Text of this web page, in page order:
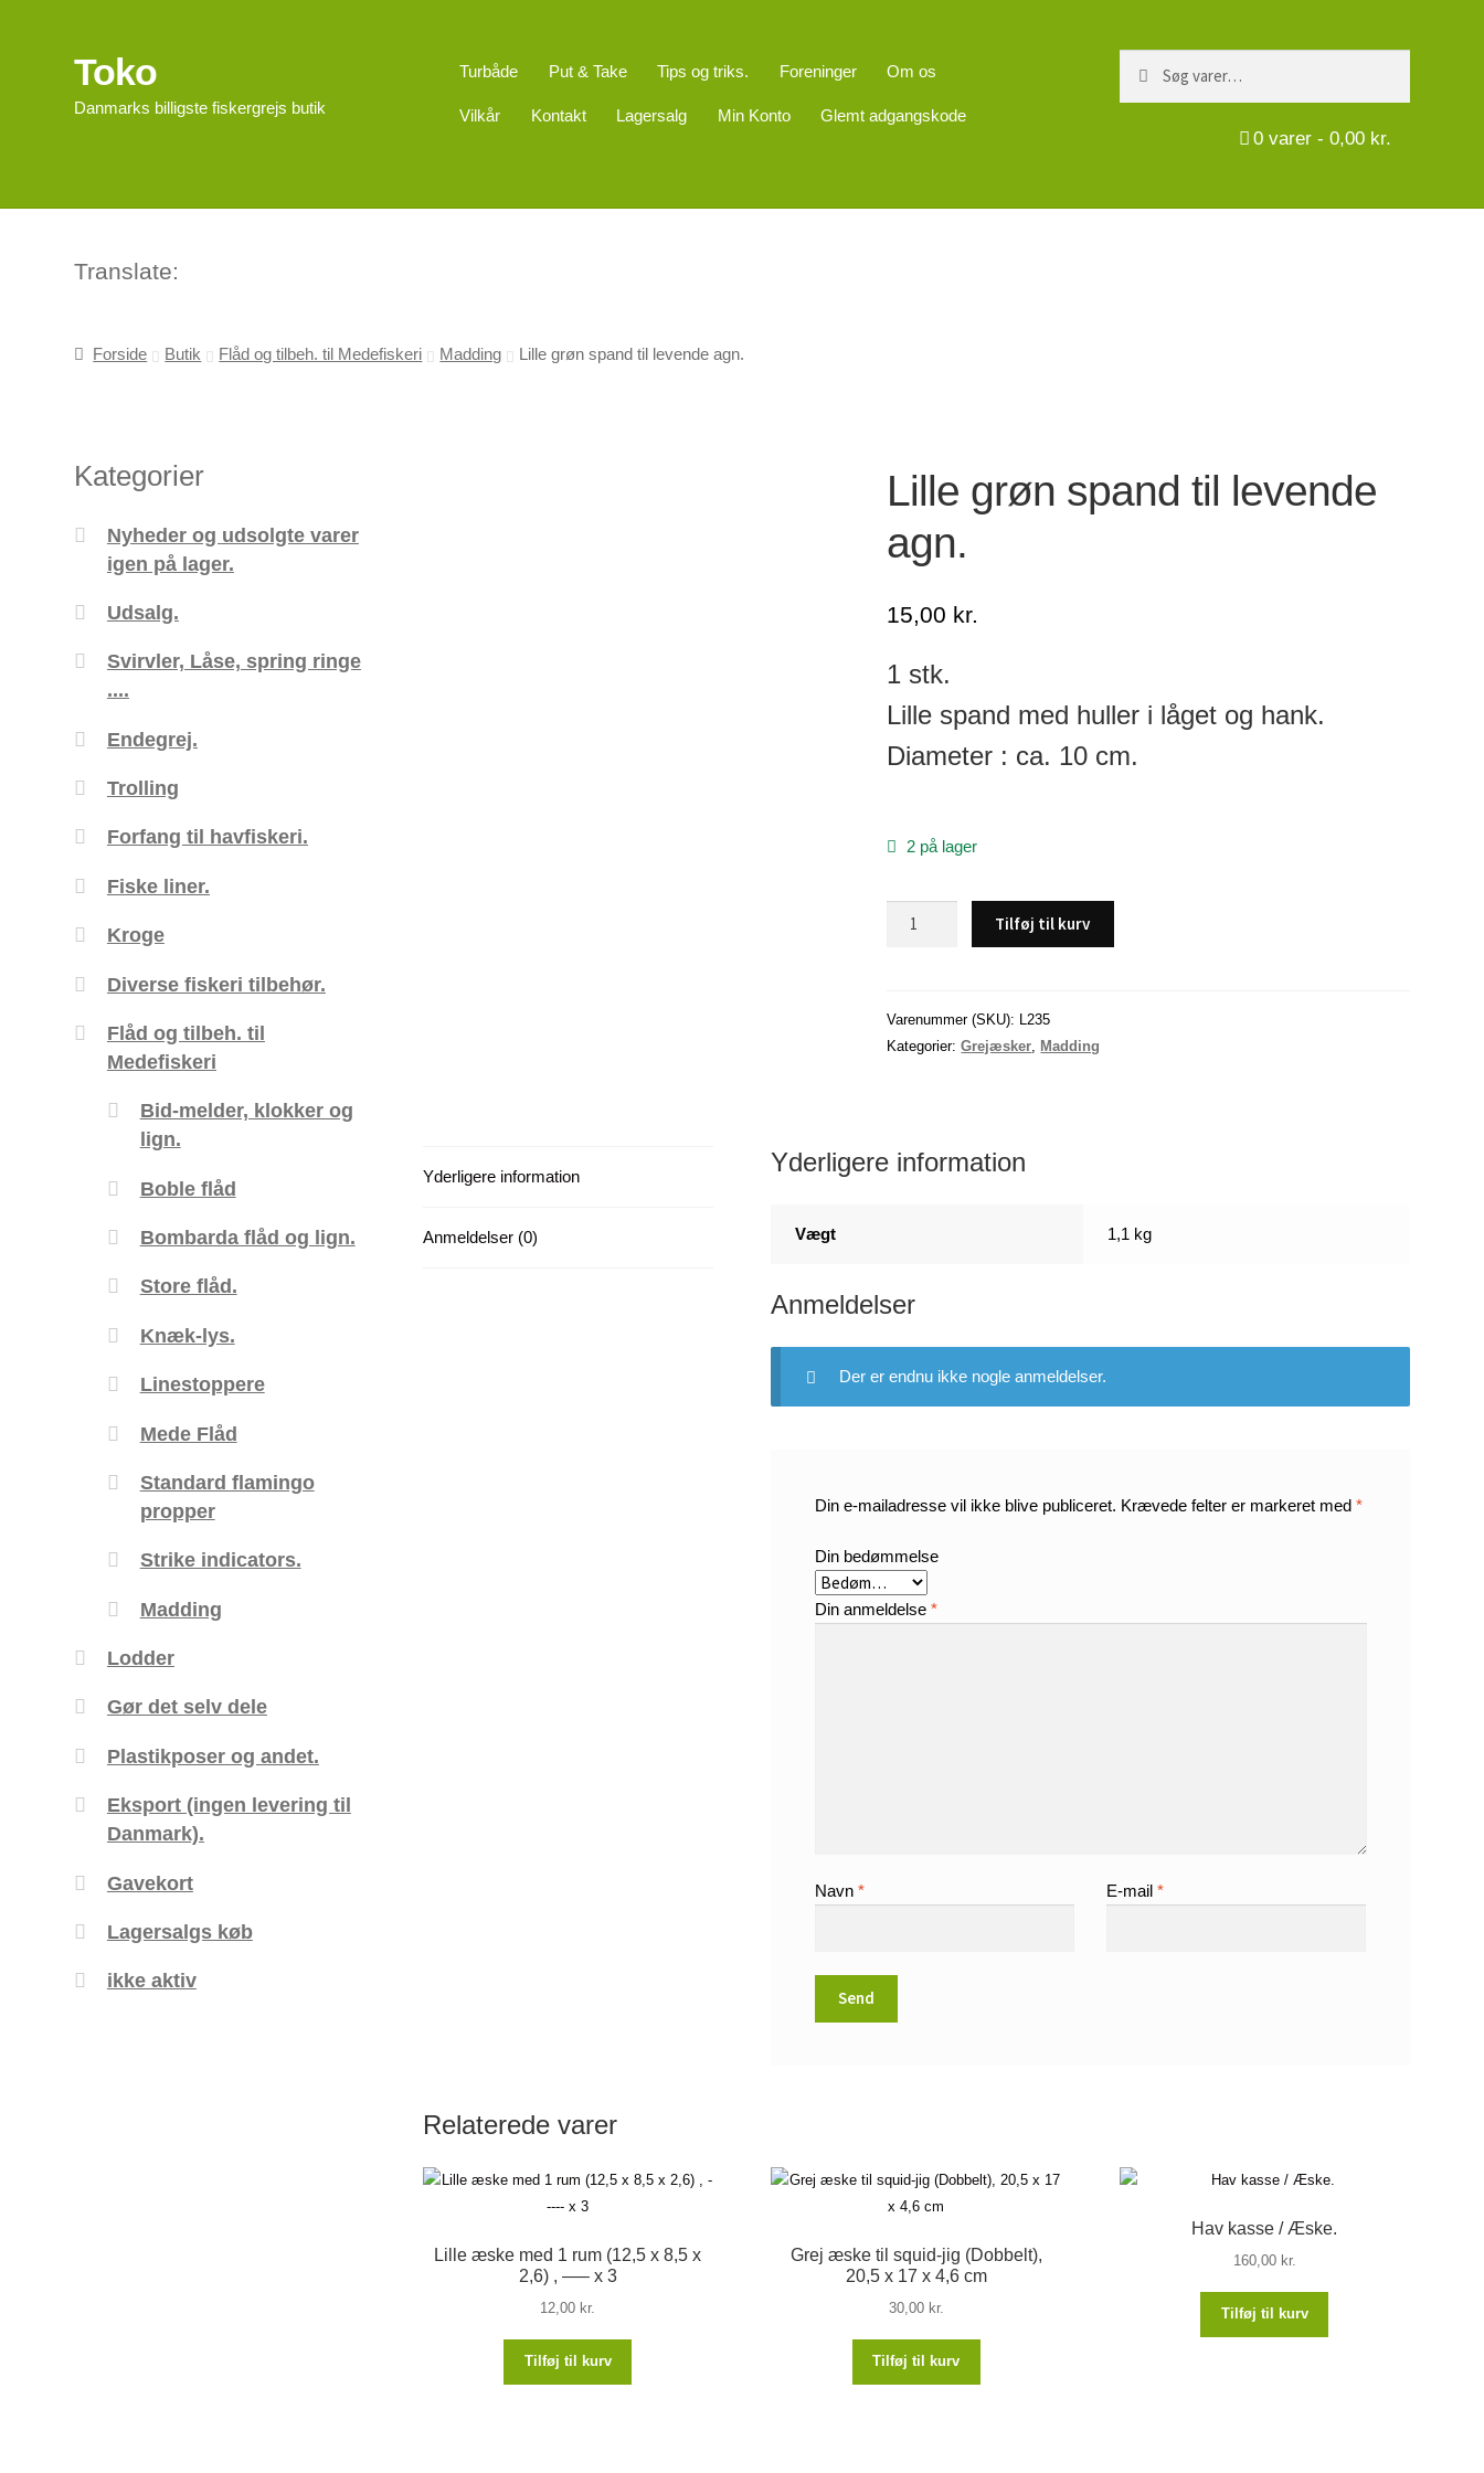
Spring
til
navigation
Spring
til
indhold
Toko
Danmarks billigste fiskergrejs butik
Turbåde Put & Take Tips og triks. Foreninger Om os
Vilkår Kontakt Lagersalg Min Konto Glemt adgangskode
0varer - 0,00 kr.
Translate:
Forside Butik Flåd og tilbeh. til Medefiskeri Madding Lille grøn spand til levende agn.
Lille grøn spand til levende
agn.
15,00 kr.
1 stk.
Lille spand med huller i låget og hank.
Diameter : ca. 10 cm.
2 på lager
levende
agn.
Tilføj til kurv
Varenummer (SKU): L235
Kategorier:Grejæsker Madding
Yderligere information
Anmeldelser (0)
Yderligere information
Vægt 1,1 kg
Anmeldelser
Der er endnu ikke nogle anmeldelser.
Din e-mailadresse vil ikke blive publiceret. Krævede felter er markeret med *
Din bedømmelse
Din anmeldelse *
Navn * E-mail *
Relaterede varer
Lille æske med 1 rum (12,5 x 8,5 x
2,6) , —– x 3
12,00 kr.
Tilføj til kurv
Grej æske til squid-jig (Dobbelt),
20,5 x 17 x 4,6 cm
30,00 kr.
Tilføj til kurv
Hav kasse / Æske.
160,00 kr.
Tilføj til kurv
Kategorier
Nyheder og udsolgte varer
igen på lager.
Udsalg.
Svirvler, Låse, spring ringe
....
Endegrej.
Trolling
Forfang til havfiskeri.
Fiske liner.
Kroge
Diverse fiskeri tilbehør.
Flåd og tilbeh. til
Medefiskeri
Bid-melder, klokker og
lign.
Boble flåd
Bombarda flåd og lign.
Store flåd.
Knæk-lys.
Linestoppere
Mede Flåd
Standard flamingo
propper
Strike indicators.
Madding
Lodder
Gør det selv dele
Plastikposer og andet.
Eksport (ingen levering til
Danmark).
Gavekort
Lagersalgs køb
ikke aktiv